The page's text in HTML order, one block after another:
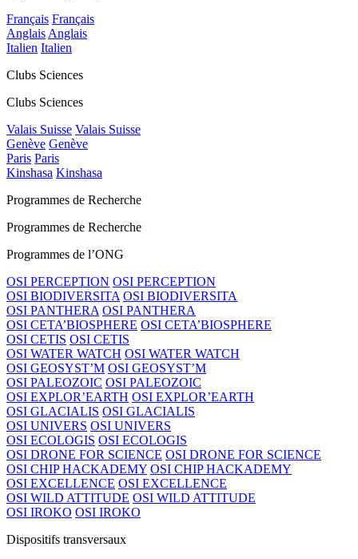
Français Français
AnglaisAnglais
Italien Italien
Clubs Sciences
Clubs Sciences
Valais Suisse Valais Suisse
Genève Genève
Paris Paris
Kinshasa Kinshasa
Programmes de Recherche
Programmes de Recherche
Programmes de l’ONG
OSI PERCEPTION OSI PERCEPTION
OSI BIODIVERSITA OSI BIODIVERSITA
OSI PANTHERA OSI PANTHERA
OSI CETA’BIOSPHERE OSI CETA’BIOSPHERE
OSI CETIS OSI CETIS
OSI WATER WATCH OSI WATER WATCH
OSI GEOSYST’M OSI GEOSYST’M
OSI PALEOZOIC OSI PALEOZOIC
OSI EXPLOR’EARTH OSI EXPLOR’EARTH
OSI GLACIALIS OSI GLACIALIS
OSI UNIVERS OSI UNIVERS
OSI ECOLOGIS OSI ECOLOGIS
OSI DRONE FOR SCIENCE OSI DRONE FOR SCIENCE
OSI CHIP HACKADEMY OSI CHIP HACKADEMY
OSI EXCELLENCE OSI EXCELLENCE
OSI WILD ATTITUDE OSI WILD ATTITUDE
OSI IROKO OSI IROKO
Dispositifs transversaux